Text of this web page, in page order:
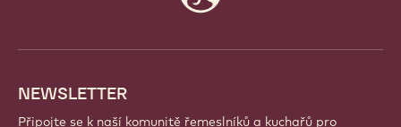
Staňte se součástí globální komunity nadšených
nové kreace a rozvíjejte své řemeslo s Callebaut.
Přihlásit se